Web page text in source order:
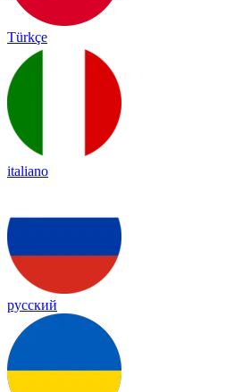
Türkçe
italiano
русский